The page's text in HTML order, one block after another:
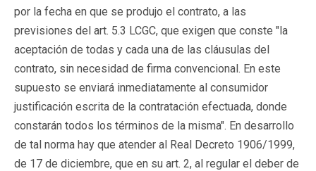
por la fecha en que se produjo el contrato, a las
previsiones del art. 5.3 LCGC, que exigen que conste "la
aceptación de todas y cada una de las cláusulas del
contrato, sin necesidad de firma convencional. En este
supuesto se enviará inmediatamente al consumidor
justificación escrita de la contratación efectuada, donde
constarán todos los términos de la misma". En desarrollo
de tal norma hay que atender al Real Decreto 1906/1999,
de 17 de diciembre, que en su art. 2, al regular el deber de